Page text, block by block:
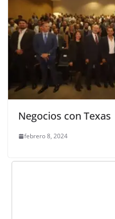
Negocios con Texas
febrero 8, 2024